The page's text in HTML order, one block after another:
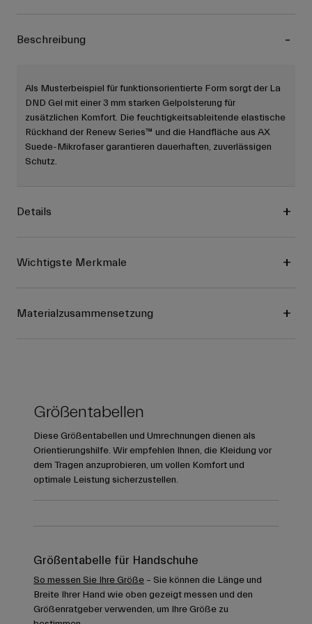
Beschreibung
Als Musterbeispiel für funktionsorientierte Form sorgt der La
DND Gel mit einer 3 mm starken Gelpolsterung für
zusätzlichen Komfort. Die feuchtigkeitsableitende elastische
Rückhand der Renew Series™ und die Handfläche aus AX
Suede-Mikrofaser garantieren dauerhaften, zuverlässigen
Schutz.
Details
Wichtigste Merkmale
Materialzusammensetzung
Größentabellen
Diese Größentabellen und Umrechnungen dienen als
Orientierungshilfe. Wir empfehlen Ihnen, die Kleidung vor
dem Tragen anzuprobieren, um vollen Komfort und
optimale Leistung sicherzustellen.
Größentabelle für Handschuhe
So messen Sie Ihre Größe – Sie können die Länge und
Breite Ihrer Hand wie oben gezeigt messen und den
Größenratgeber verwenden, um Ihre Größe zu